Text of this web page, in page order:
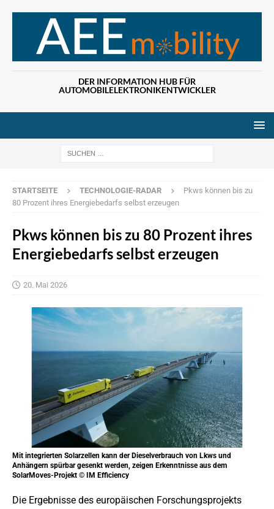
DER INFORMATION HUB FÜR
AUTOMOBILELEKTRONIKENTWICKLER
STARTSEITE TECHNOLOGIE-RADAR
Pkws können bis zu
80 Prozent ihres Energiebedarfs selbst erzeugen
Pkws können bis zu 80 Prozent ihres
Energiebedarfs selbst erzeugen
20. Mai 2026
Mit integrierten Solarzellen kann der Dieselverbrauch von Lkws und
Anhängern spürbar gesenkt werden, zeigen Erkenntnisse aus dem
SolarMoves-Projekt © IM Efficiency
Die Ergebnisse des europäischen Forschungsprojekts